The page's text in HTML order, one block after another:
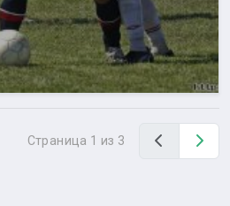
Страница 1 из 3 Назад